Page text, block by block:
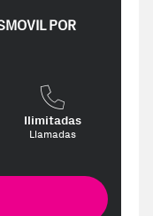
POR
Ilimitadas
Llamadas